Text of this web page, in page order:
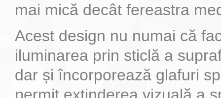
mai mică decât fereastra
Acest design nu numai că
iluminarea prin sticlă a
dar și încorporează glafuri
permit extinderea vizuală a